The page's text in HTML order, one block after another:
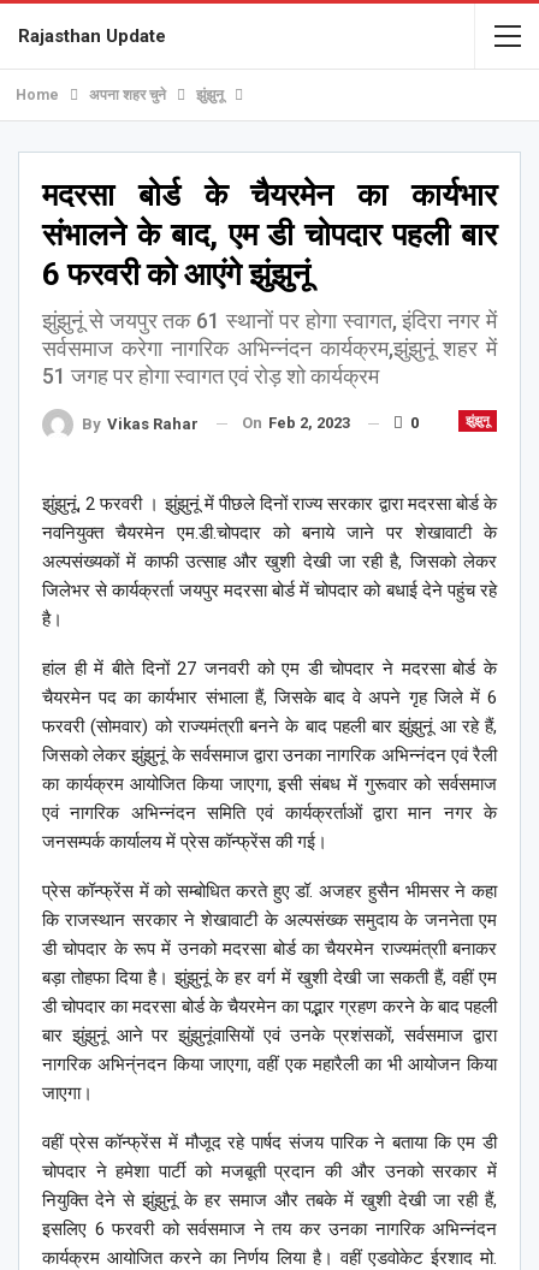
Rajasthan Update
Home अपना शहर चुने झुंझुनू
मदरसा बोर्ड के चैयरमेन का कार्यभार
संभालने के बाद, एम डी चोपदार पहली बार
6 फरवरी को आएंगे झुंझुनूं
झुंझुनूं से जयपुर तक 61 स्थानों पर होगा स्वागत, इंदिरा नगर में
सर्वसमाज करेगा नागरिक अभिन्नंदन कार्यक्रम,झुंझुनूं शहर में
51 जगह पर होगा स्वागत एवं रोड़ शो कार्यक्रम
झुंझुनू
By Vikas Rahar On Feb 2, 2023 0
झुंझुनूं, 2 फरवरी । झुंझुनूं में पीछले दिनों राज्य सरकार द्वारा मदरसा बोर्ड के
नवनियुक्त चैयरमेन एम.डी.चोपदार को बनाये जाने पर शेखावाटी के
अल्पसंख्यकों में काफी उत्साह और खुशी देखी जा रही है, जिसको लेकर
जिलेभर से कार्यक्रर्ता जयपुर मदरसा बोर्ड में चोपदार को बधाई देने पहुंच रहे
है।
हांल ही में बीते दिनों 27 जनवरी को एम डी चोपदार ने मदरसा बोर्ड के
चैयरमेन पद का कार्यभार संभाला हैं, जिसके बाद वे अपने गृह जिले में 6
फरवरी (सोमवार) को राज्यमंत्राी बनने के बाद पहली बार झुंझुनूं आ रहे हैं,
जिसको लेकर झुंझुनूं के सर्वसमाज द्वारा उनका नागरिक अभिन्नंदन एवं रैली
का कार्यक्रम आयोजित किया जाएगा, इसी संबध में गुरूवार को सर्वसमाज
एवं नागरिक अभिन्नंदन समिति एवं कार्यक्रर्ताओं द्वारा मान नगर के
जनसम्पर्क कार्यालय में प्रेस कॉन्फ्रेंस की गई।
प्रेस कॉन्फ्रेंस में को सम्बोधित करते हुए डॉ. अजहर हुसैन भीमसर ने कहा
कि राजस्थान सरकार ने शेखावाटी के अल्पसंख्क समुदाय के जननेता एम
डी चोपदार के रूप में उनको मदरसा बोर्ड का चैयरमेन राज्यमंत्राी बनाकर
बड़ा तोहफा दिया है। झुंझुनूं के हर वर्ग में खुशी देखी जा सकती हैं, वहीं एम
डी चोपदार का मदरसा बोर्ड के चैयरमेन का पद्भार ग्रहण करने के बाद पहली
बार झुंझुनूं आने पर झुंझुनूंवासियों एवं उनके प्रशंसकों, सर्वसमाज द्वारा
नागरिक अभिन्ंनदन किया जाएगा, वहीं एक महारैली का भी आयोजन किया
जाएगा।
वहीं प्रेस कॉन्फ्रेंस में मौजूद रहे पार्षद संजय पारिक ने बताया कि एम डी
चोपदार ने हमेशा पार्टी को मजबूती प्रदान की और उनको सरकार में
नियुक्ति देने से झुंझुनूं के हर समाज और तबके में खुशी देखी जा रही हैं,
इसलिए 6 फरवरी को सर्वसमाज ने तय कर उनका नागरिक अभिन्नंदन
कार्यक्रम आयोजित करने का निर्णय लिया है। वहीं एडवोकेट ईरशाद मो.